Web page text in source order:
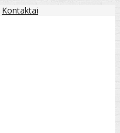
Kontaktai